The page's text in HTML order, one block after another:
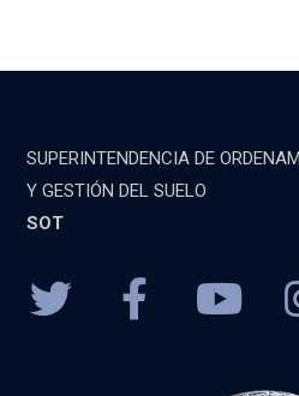
SUPERINTENDENCIA DE
Y GESTIÓN DEL SUELO
SOT